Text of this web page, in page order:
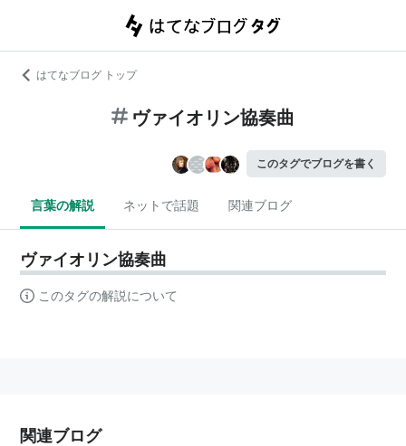
はてなブログ トップ
ヴァイオリン協奏曲
このタグでブログを書く
言葉の解説 ネットで話題 関連ブログ
ヴァイオリン協奏曲
このタグの解説について
関連ブログ